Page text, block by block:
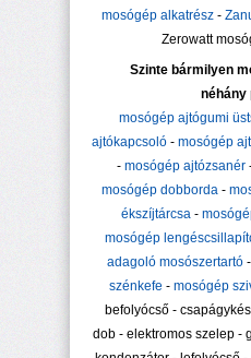
mosógép alkatrész -
Zerowatt
Szinte bármilyen
néhány
mosógép ajtógumi
ajtókapcsoló - mosógép
- mosógép ajtózsanér
mosógép dobborda-
ékszíjtárcsa-
mosógép
adagoló mosószertartó -
szénkefe - mosógép
befolyócső -
dob - elektromos szelep -